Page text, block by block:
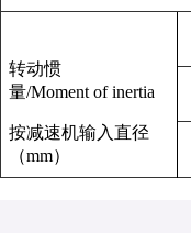
转动惯
量/Moment of inertia
按减速机输入直径
（mm）